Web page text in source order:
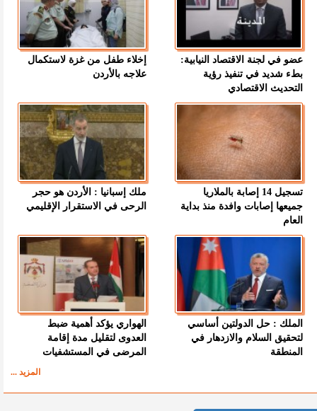
عضو في لجنة الاقتصاد النيابية:
بطء شديد في تنفيذ رؤية
التحديث الاقتصادي
إخلاء طفل من غزة لاستكمال
علاجه بالأردن
تسجيل 14 إصابة بالملاريا
جميعها إصابات وافدة منذ بداية
العام
ملك إسبانيا : الأردن هو حجر
الرحى في الاستقرار الإقليمي
الملك : حل الدولتين أساسي
لتحقيق السلام والازدهار في
المنطقة
الهواري يؤكد أهمية ضبط
العدوى لتقليل مدة إقامة
المرضى في المستشفيات
المزيد ...